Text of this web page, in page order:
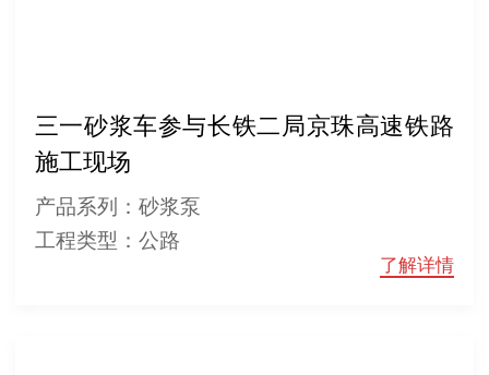
三一砂浆车参与长铁二局京珠高速铁路
施工现场
产品系列：砂浆泵
工程类型：公路
了解详情